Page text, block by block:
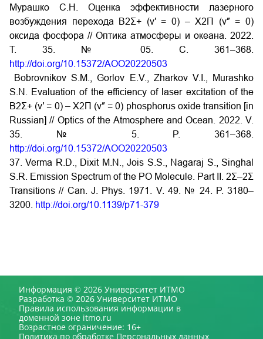
Мурашко С.Н. Оценка эффективности лазерного
возбуждения перехода B2Σ+ (v′ = 0) – X2Π (v″ = 0)
оксида фосфора // Оптика атмосферы и океана. 2022.
Т. 35. № 05. С. 361–368.
http://doi.org/10.15372/AOO20220503
Bobrovnikov S.M., Gorlov E.V., Zharkov V.I., Murashko
S.N. Evaluation of the efficiency of laser excitation of the
B2Σ+ (v′ = 0) – X2Π (v″ = 0) phosphorus oxide transition [in
Russian] // Optics of the Atmosphere and Ocean. 2022. V.
35. № 5. P. 361–368.
http://doi.org/10.15372/AOO20220503
37. Verma R.D., Dixit M.N., Jois S.S., Nagaraj S., Singhal
S.R. Emission Spectrum of the PO Molecule. Part II. 2Σ–2Σ
Transitions // Can. J. Phys. 1971. V. 49. № 24. P. 3180–
3200. http://doi.org/10.1139/p71-379
Информация © 2026 Университет ИТМО
Разработка © 2026 Университет ИТМО
Правила использования информации в
доменной зоне itmo.ru
Возрастное ограничение: 16+
Политика по обработке Персональных данных